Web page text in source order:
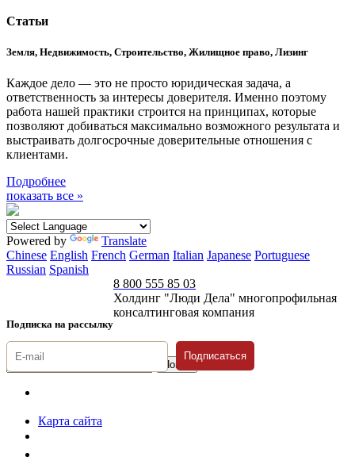
Статьи
Земля, Недвижимость, Строительство, Жилищное право, Лизинг
Каждое дело — это не просто юридическая задача, а
ответственность за интересы доверителя. Именно поэтому
работа нашей практики строится на принципах, которые
позволяют добиваться максимально возможного результата и
выстраивать долгосрочные доверительные отношения с
клиентами.
Подробнее
показать все »
Powered by
Translate
Chinese English French German Italian Japanese Portuguese
Russian Spanish
Подписка на рассылку
8 800 555 85 03
Холдинг "Люди Дела" многопрофильная
консалтинговая компания
Подписаться
Карта сайта